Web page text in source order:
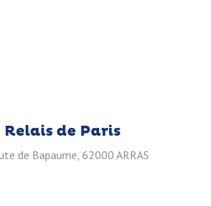
Relais de Paris
de Bapaume, 62000 ARRAS